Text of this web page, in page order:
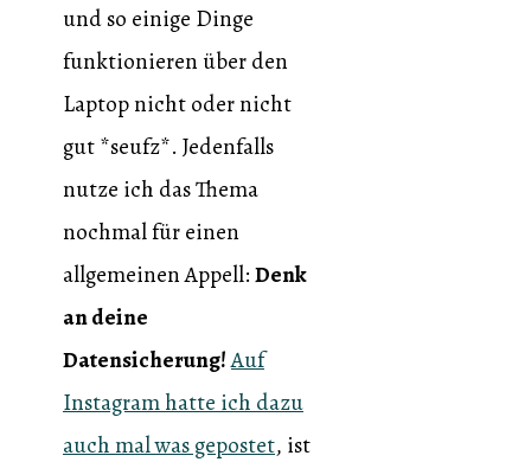
und so einige Dinge
funktionieren über den
Laptop nicht oder nicht
gut *seufz*. Jedenfalls
nutze ich das Thema
nochmal für einen
allgemeinen Appell:Denk
an deine
Datensicherung!Auf
Instagram hatte ich dazu
auch mal was gepostet, ist